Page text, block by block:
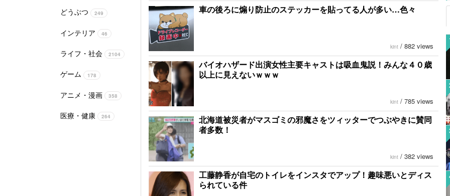
どうぶつ 249
インテリア 46
ライフ・社会 2104
ゲーム 178
アニメ・漫画 358
医療・健康 264
車の後ろに煽り防止のステッカーを貼ってる人が多い…色々
kint / 882 views
バイオハザード出演女性主要キャストは吸血鬼説！みんな４０歳
以上に見えないｗｗｗ
kint / 785 views
北海道被災者がマスゴミの邪魔さをツィッターでつぶやきに賛同
者多数！
kint / 382 views
工藤静香が自宅のトイレをインスタでアップ！趣味悪いとディス
られている件